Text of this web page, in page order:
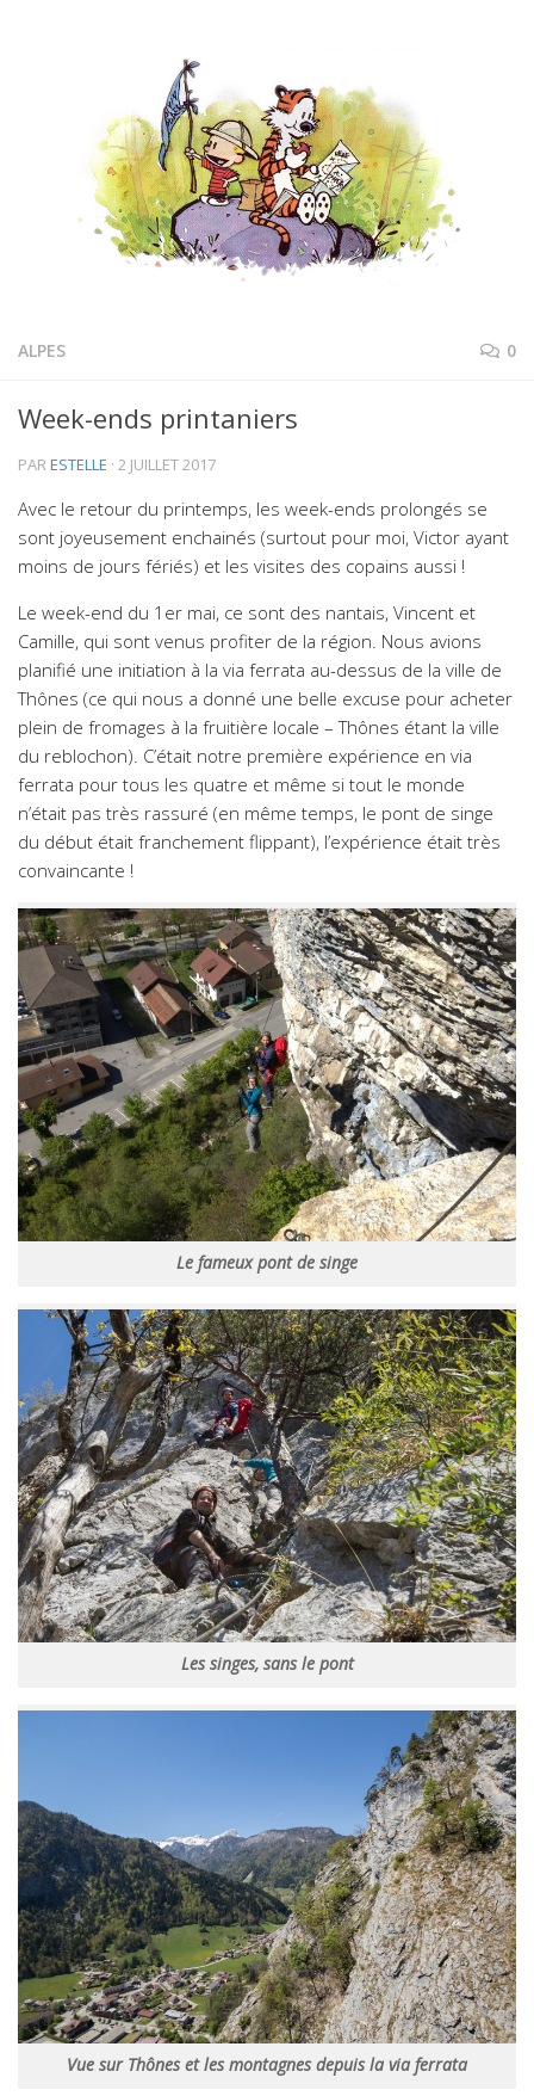
ALPES 0
Week-ends printaniers
PARESTELLE · 2 JUILLET 2017
Avec le retour du printemps, les week-ends prolongés se
sont joyeusement enchainés (surtout pour moi, Victor ayant
moins de jours fériés) et les visites des copains aussi !
Le week-end du 1er mai, ce sont des nantais, Vincent et
Camille, qui sont venus profiter de la région. Nous avions
planifié une initiation à la via ferrata au-dessus de la ville de
Thônes (ce qui nous a donné une belle excuse pour acheter
plein de fromages à la fruitière locale – Thônes étant la ville
du reblochon). C’était notre première expérience en via
ferrata pour tous les quatre et même si tout le monde
n’était pas très rassuré (en même temps, le pont de singe
du début était franchement flippant), l’expérience était très
convaincante !
Le fameux pont de singe
Les singes, sans le pont
Vue sur Thônes et les montagnes depuis la via ferrata